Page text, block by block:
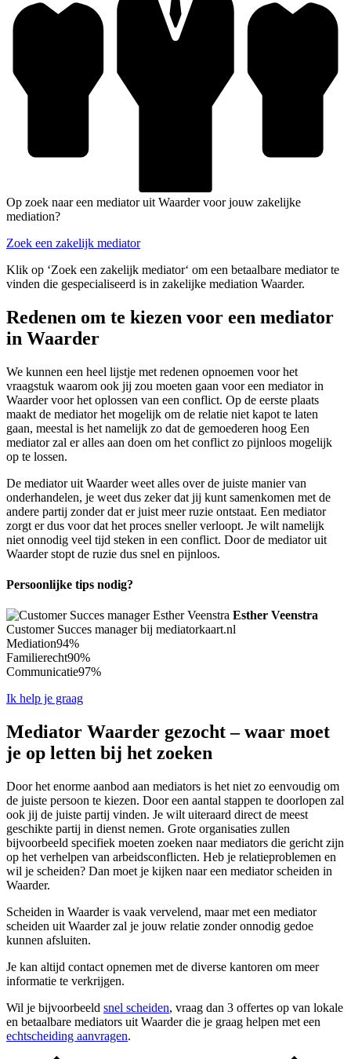
Op zoek naar een mediator uit Waarder voor jouw zakelijke
mediation?
Zoek een zakelijk mediator
Klik op ‘Zoek een zakelijk mediator‘ om een betaalbare mediator te
vinden die gespecialiseerd is in zakelijke mediation Waarder.
Redenen om te kiezen voor een mediator
in Waarder
We kunnen een heel lijstje met redenen opnoemen voor het
vraagstuk waarom ook jij zou moeten gaan voor een mediator in
Waarder voor het oplossen van een conflict. Op de eerste plaats
maakt de mediator het mogelijk om de relatie niet kapot te laten
gaan, meestal is het namelijk zo dat de gemoederen hoog Een
mediator zal er alles aan doen om het conflict zo pijnloos mogelijk
op te lossen.
De mediator uit Waarder weet alles over de juiste manier van
onderhandelen, je weet dus zeker dat jij kunt samenkomen met de
andere partij zonder dat er juist meer ruzie ontstaat. Een mediator
zorgt er dus voor dat het proces sneller verloopt. Je wilt namelijk
niet onnodig veel tijd steken in een conflict. Door de mediator uit
Waarder stopt de ruzie dus snel en pijnloos.
Persoonlijke tips nodig?
Esther Veenstra
Customer Succes manager bij mediatorkaart.nl
Mediation94%
Familierecht90%
Communicatie97%
Ik help je graag
Mediator Waarder gezocht – waar moet
je op letten bij het zoeken
Door het enorme aanbod aan mediators is het niet zo eenvoudig om
de juiste persoon te kiezen. Door een aantal stappen te doorlopen zal
ook jij de juiste partij vinden. Je wilt uiteraard direct de meest
geschikte partij in dienst nemen. Grote organisaties zullen
bijvoorbeeld specifiek moeten zoeken naar mediators die gericht zijn
op het verhelpen van arbeidsconflicten. Heb je relatieproblemen en
wil je scheiden? Dan moet je kijken naar een mediator scheiden in
Waarder.
Scheiden in Waarder is vaak vervelend, maar met een mediator
scheiden uit Waarder zal je jouw relatie zonder onnodig gedoe
kunnen afsluiten.
Je kan altijd contact opnemen met de diverse kantoren om meer
informatie te verkrijgen.
Wil je bijvoorbeeld snel scheiden, vraag dan 3 offertes op van lokale
en betaalbare mediators uit Waarder die je graag helpen met een
echtscheiding aanvragen.